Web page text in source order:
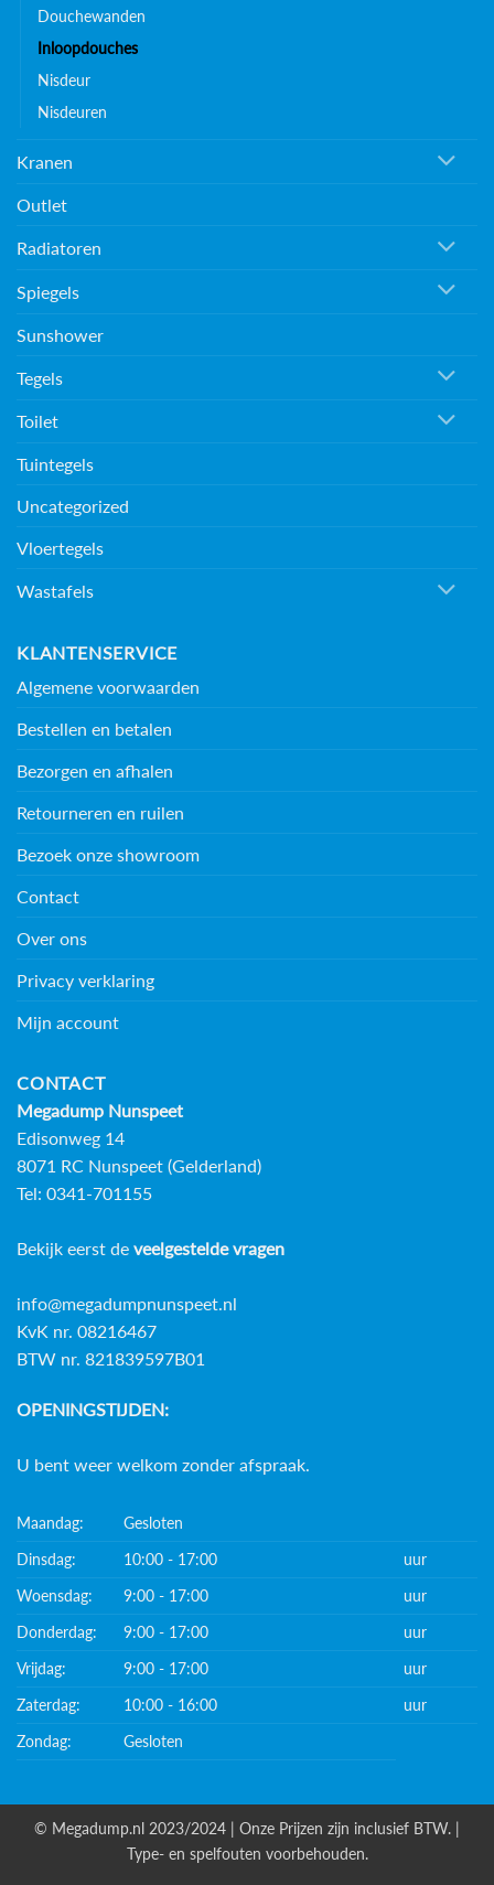
Douchewanden
Inloopdouches
Nisdeur
Nisdeuren
Kranen
Outlet
Radiatoren
Spiegels
Sunshower
Tegels
Toilet
Tuintegels
Uncategorized
Vloertegels
Wastafels
KLANTENSERVICE
Algemene voorwaarden
Bestellen en betalen
Bezorgen en afhalen
Retourneren en ruilen
Bezoek onze showroom
Contact
Over ons
Privacy verklaring
Mijn account
CONTACT
Megadump Nunspeet
Edisonweg 14
8071 RC Nunspeet (Gelderland)
Tel: 0341-701155
Bekijk eerst de veelgestelde vragen
info@megadumpnunspeet.nl
KvK nr. 08216467
BTW nr. 821839597B01
OPENINGSTIJDEN:
U bent weer welkom zonder afspraak.
Maandag:
Gesloten
Dinsdag:
10:00 - 17:00
uur
Woensdag:
9:00 - 17:00
uur
Donderdag:
9:00 - 17:00
uur
Vrijdag:
9:00 - 17:00
uur
Zaterdag:
10:00 - 16:00
uur
Zondag:
Gesloten
© Megadump.nl 2023/2024 | Onze Prijzen zijn inclusief BTW. |
Type- en spelfouten voorbehouden.